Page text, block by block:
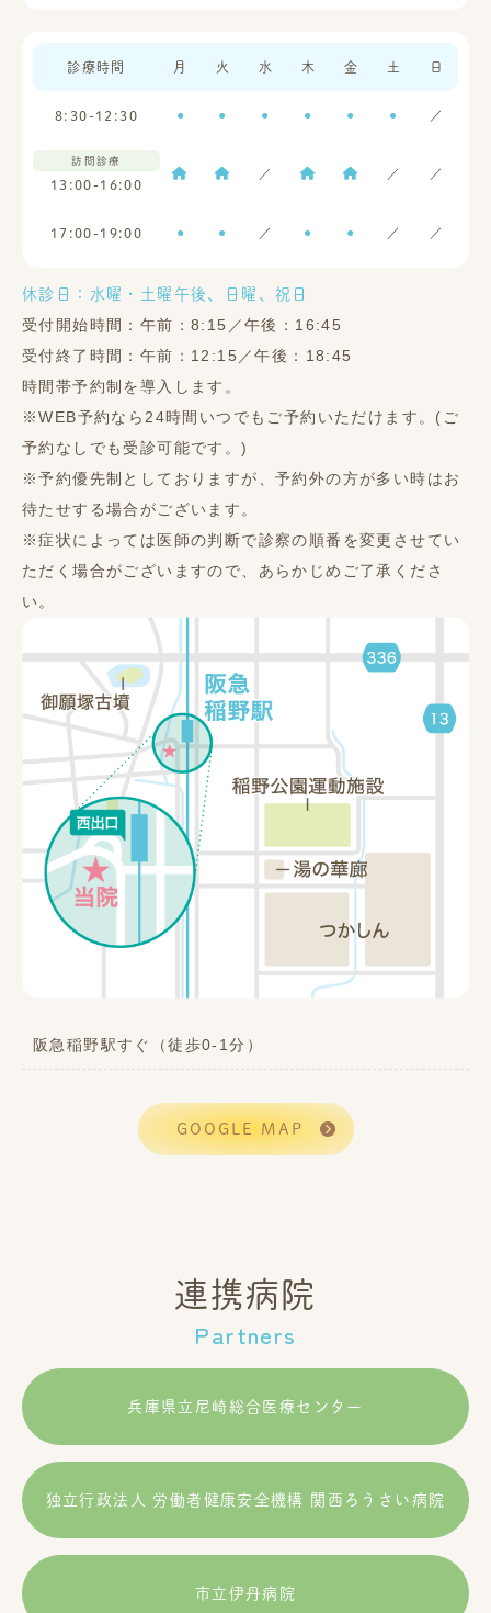
診療時間 月 火 水 木 金 土 日
8:30-12:30 ● ● ● ● ● ● ／
訪問診療
13:00-16:00
／ ／ ／
17:00-19:00 ● ● ／ ● ● ／ ／
休診日：水曜・土曜午後、日曜、祝日
受付開始時間：午前：8:15／午後：16:45
受付終了時間：午前：12:15／午後：18:45
時間帯予約制を導入します。
※WEB予約なら24時間いつでもご予約いただけます。(ご
予約なしでも受診可能です。)
※予約優先制としておりますが、予約外の方が多い時はお
待たせする場合がございます。
※症状によっては医師の判断で診察の順番を変更させてい
ただく場合がございますので、あらかじめご了承くださ
い。
阪急稲野駅すぐ（徒歩0-1分）
GOOGLE MAP
連携病院
Partners
兵庫県立尼崎総合医療センター
独立行政法人 労働者健康安全機構 関西ろうさい病院
市立伊丹病院